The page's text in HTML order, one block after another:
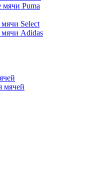
Puma
Select
Adidas
мячей